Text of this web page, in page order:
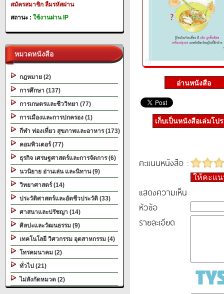
สมัครสมาชิก ลืมรหัสผ่าน
สถานะ : ใช้งานผ่าน IP
หมวดหนังสือ
กฎหมาย (2)
การศึกษา (137)
การเกษตรและชีววิทยา (77)
การเมืองและการปกครอง (1)
กีฬา ท่องเที่ยว สุขภาพและอาหาร (173)
คอมพิวเตอร์ (77)
ธุรกิจ เศรษฐศาสตร์และการจัดการ (6)
นวนิยาย อ่านเล่น และนิทาน (9)
วิทยาศาสตร์ (14)
ประวัติศาสตร์และอัตชีวประวัติ (33)
ศาสนาและปรัชญา (14)
ศิลปะและวัฒนธรรม (9)
เทคโนโลยี วิศวกรรม อุตสาหกรรม (4)
โทรคมนาคม (2)
ทั่วไป (21)
ไม่สังกัดหมวด (2)
เก็บเป็นหนังสือเล่มโป
คะแนนหนังสือ :
ให้คะแ
แสดงความเห็น
หัวข้อ
รายละเอียด